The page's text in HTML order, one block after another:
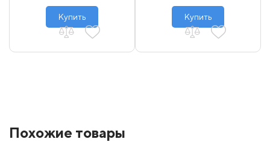
Купить Купить
Похожие товары